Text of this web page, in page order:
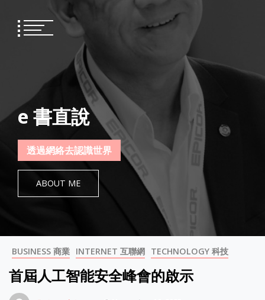
content
e 書直說
透過網絡去認識世界
ABOUT ME
BUSINESS 商業 INTERNET 互聯網 TECHNOLOGY 科技
首屆人工智能安全峰會的啟示